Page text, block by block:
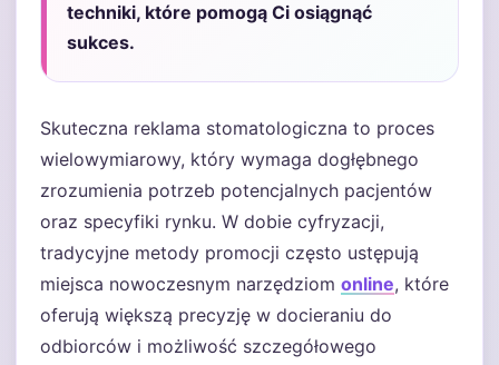
techniki, które pomogą Ci osiągnąć
sukces.
Skuteczna reklama stomatologiczna to proces
wielowymiarowy, który wymaga dogłębnego
zrozumienia potrzeb potencjalnych pacjentów
oraz specyfiki rynku. W dobie cyfryzacji,
tradycyjne metody promocji często ustępują
miejsca nowoczesnym narzędziom online, które
oferują większą precyzję w docieraniu do
odbiorców i możliwość szczegółowego